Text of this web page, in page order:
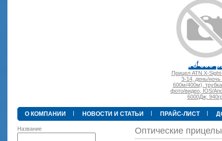
79 900 р.
Прицел ATN X-Sight-4k
3-14, день/ночь (до
600м/400м), трубка
фото/видео, IOS/Android,
6000Дж, 940гр.
О КОМПАНИИ НОВОСТИ И СТАТЬИ ПРАЙС-ЛИСТ
Название Оптические